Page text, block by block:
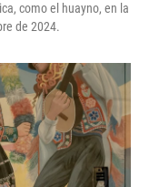
como el huayno, en la
de 2024.